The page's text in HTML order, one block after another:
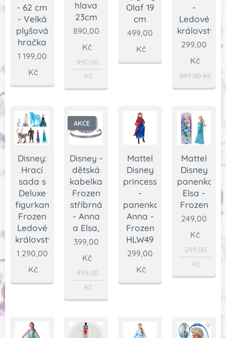
- 62 cm
- Velká
plyšová
hračka
1 199,00
Kč
hlava
23cm
890,00
Kč
990,00
Kč
Olaf 19
cm
499,00
Kč
-
Ledové
království
299,00
Kč
349,00Kč
Disney:
Hrací
sada s
Deluxe
figurkami
Frozen
Ledové
království
1 290,00
Kč
Disney -
dětská
kabelka
Frozen
stříbrná
- Anna
a Elsa,
AKCE
399,00
Kč
499,00
Kč
Mattel
Disney
princess
-
panenka
Anna -
Frozen
HLW49
299,00
Kč
Mattel
Disney
panenka
Elsa -
Frozen
249,00
Kč
299,00
Kč